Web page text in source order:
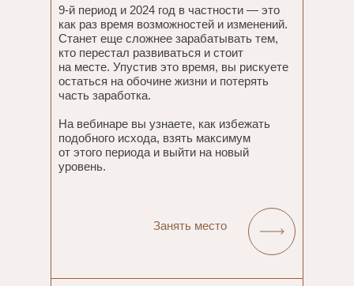
9-й период и 2024 год в частности — это
как раз время возможностей и изменений.
Станет еще сложнее зарабатывать тем,
кто перестал развиваться и стоит
на месте. Упустив это время, вы рискуете
остаться на обочине жизни и потерять
часть заработка.
На вебинаре вы узнаете, как избежать
подобного исхода, взять максимум
от этого периода и выйти на новый
уровень.
Занять место